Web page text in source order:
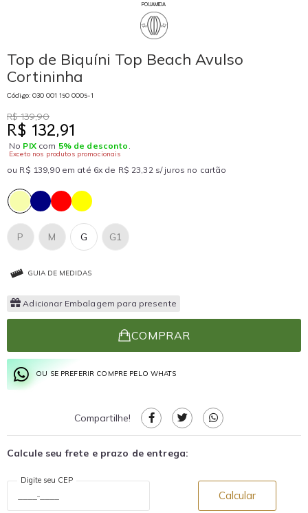
POLIAMIDA
Top de Biquíni Top Beach Avulso
Cortininha
Código: 030 001 150 0005-1
R$ 139,90
R$ 132,91
No PIXcom 5% de desconto .
Exceto nos produtos promocionais
ou R$ 139,90 em até 6x de R$ 23,32 s/ juros no cartão
G G1
M
P
GUIA DE MEDIDAS
Adicionar Embalagem para presente
COMPRAR
OU SE PREFERIR COMPRE PELO WHATS
Compartilhe!
Calcule seu frete e prazo de entrega:
Digite seu CEP
Calcular